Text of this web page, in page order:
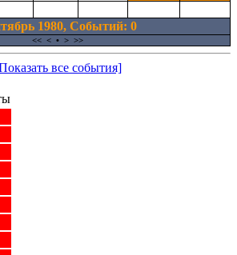
1980, Cобытий: 0
<< < • > >>
все события]